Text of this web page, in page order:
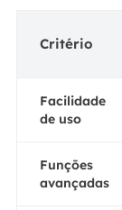
Critério
Facilidade
de uso
Funções
avançadas